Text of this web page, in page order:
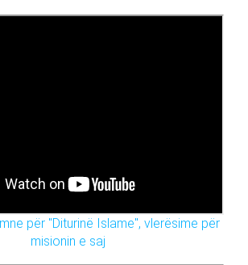
për "Diturinë Islame", vlerësime për
misionin e saj